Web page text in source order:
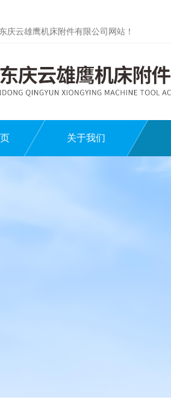
庆云雄鹰机床附件有限公司网站！
关于我们